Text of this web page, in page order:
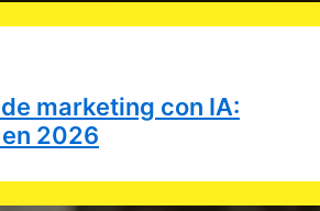
marketing con IA:
2026